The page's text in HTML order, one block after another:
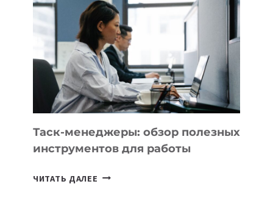
НОВЫЕ
ПРЕДМЕТЫ
ПО
ИСКУССТВЕННОМУ
ИНТЕЛЛЕКТУ
Таск-менеджеры: обзор полезных
инструментов для работы
ЧИТАТЬ ДАЛЕЕ ТАСК-